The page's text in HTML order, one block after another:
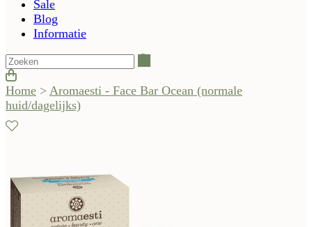
Sale
Blog
Informatie
Home > Aromaesti - Face Bar Ocean (normale
huid/dagelijks)